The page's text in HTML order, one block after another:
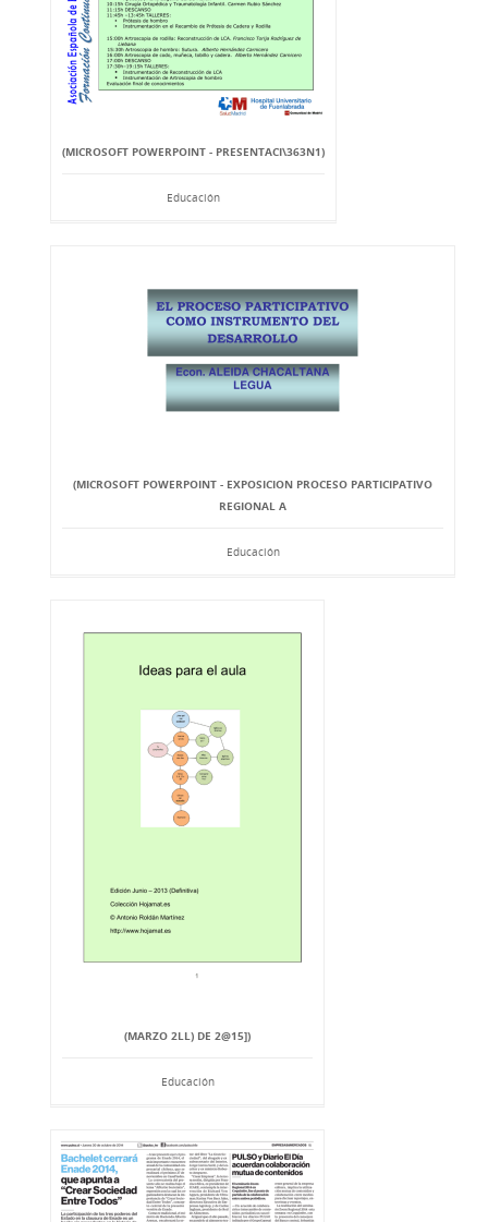
(MICROSOFT POWERPOINT - PRESENTACI\363N1)
Educación
(MICROSOFT POWERPOINT - EXPOSICION PROCESO PARTICIPATIVO
REGIONAL A
Educación
(MARZO 2LL) DE 2@15])
Educación